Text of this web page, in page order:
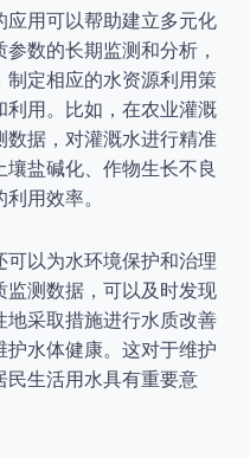
用可以帮助建立多元化
数的长期监测和分析，
定相应的水资源利用策
用。比如，在农业灌溉
据，对灌溉水进行精准
盐碱化、作物生长不良
用效率。
以为水环境保护和治理
测数据，可以及时发现
采取措施进行水质改善
水体健康。这对于维护
民生活用水具有重要意